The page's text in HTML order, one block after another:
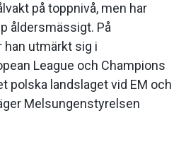
på toppnivå, men har
åldersmässigt. På
han utmärkt sig i
League och Champions
polska landslaget vid EM och
Melsungenstyrelsen